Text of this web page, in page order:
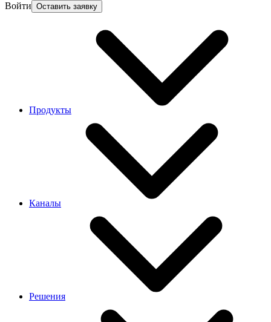
Войти Оставить заявку
Продукты
Каналы
Решения